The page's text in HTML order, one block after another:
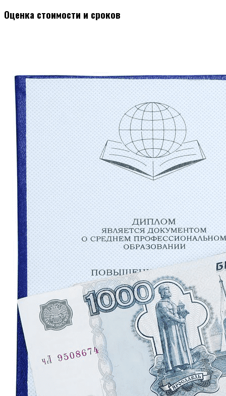
Оценка стоимости и сроков